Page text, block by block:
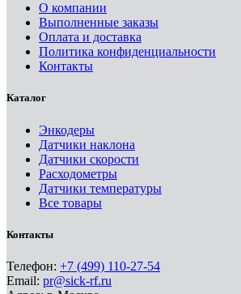
О компании
Выполненные заказы
Оплата и доставка
Политика конфиденциальности
Контакты
Каталог
Энкодеры
Датчики наклона
Датчики скорости
Расходометры
Датчики температуры
Все товары
Контакты
Телефон: +7 (499) 110-27-54
Email: pr@sick-rf.ru